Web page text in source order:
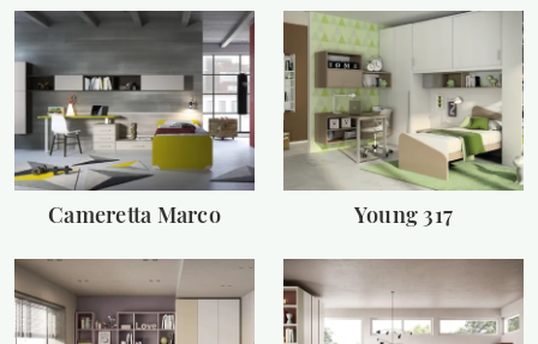
Cameretta Marco Young 317